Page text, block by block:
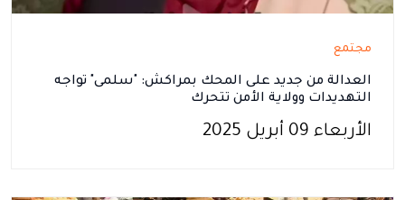
مجتمع
العدالة من جديد على المحك بمراكش: "سلمى" تواجه
التهديدات وولاية الأمن تتحرك
الأربعاء 09 أبريل 2025